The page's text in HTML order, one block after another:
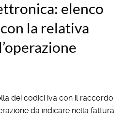
elenco
la relativa
dei codici iva con il raccordo
da indicare nella fattura